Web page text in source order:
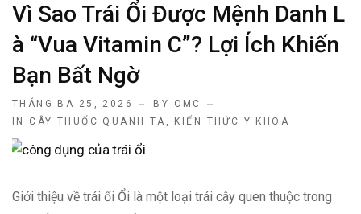
Vì Sao Trái Ổi Được Mệnh Danh L
À “vua Vitamin C”? Lợi Ích Khiến
Bạn Bất Ngờ
THÁNG BA 25, 2026
BY OMC
IN CÂY THUỐC QUANH TA , KIẾN THỨC Y KHOA
Giới thiệu về trái ổi Ổi là một loại trái cây quen thuộc trong